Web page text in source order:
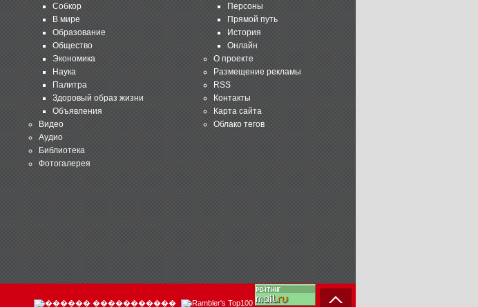
Собкор
В мире
Образование
Общество
Экономика
Наука
Палитра
Здоровый образ жизни
Объявления
Видео
Аудио
Библиотека
Фотогалерея
Персоны
Прямой путь
История
Онлайн
О проекте
Размещение рекламы
RSS
Контакты
Карта сайта
Облако тегов